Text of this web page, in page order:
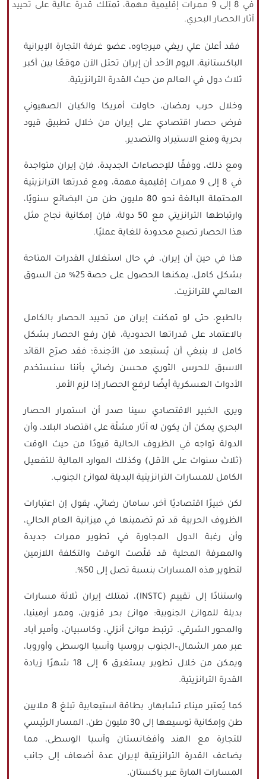
في 8 إلى 9 ممرات إقليمية مهمة، تمتلك قدرة عالية على تحييد
آثار الحصار البحري.
فقد أعلن علي ريغي ميرجاوه، عضو غرفة التجارة الإيرانية
الباكستانية، اليوم الأحد أن إيران تحتل الآن موقعًا بين أكبر
ثلاث دول في العالم من حيث القدرة الترانزيتية.
وخلال حرب رمضان، حاولت أمريكا والكيان الصهيوني
فرض حصار اقتصادي على إيران من خلال تطبيق قيود
بحرية ومنع الاستيراد والتصدير.
ومع ذلك، ووفقًا للإحصاءات الجديدة، فإن إيران متواجدة
في 8 إلى 9 ممرات إقليمية مهمة، ومع قدرتها الترانزيتية
المحتملة البالغة نحو 80 مليون طن من البضائع سنويًا،
وارتباطها الترانزيتي مع 50 دولة، فإن إمكانية نجاح مثل
هذا الحصار تصبح محدودة للغاية عمليًا.
هذا في حين أن إيران، في حال استغلال القدرات المتاحة
بشكل كامل، يمكنها الحصول على حصة 25% من السوق
العالمي للترانزيت.
بالطبع، حتى لو تمكنت إيران من تحييد الحصار بالكامل
بالاعتماد على قدراتها الحدودية، فإن رفع الحصار بشكل
كامل لا ينبغي أن يُستبعد من الأجندة؛ فقد صرّح القائد
الاسبق للحرس الثوري محسن رضائي بأننا سنستخدم
الأدوات العسكرية أيضًا لرفع الحصار إذا لزم الأمر.
ويرى الخبير الاقتصادي سينا صدر أن استمرار الحصار
البحري يمكن أن يكون له آثار مشلّة على اقتصاد البلاد، وأن
الدولة تواجه في الظروف الحالية قيودًا من حيث الوقت
(ثلاث سنوات على الأقل) وكذلك الموارد المالية للتفعيل
الكامل للمسارات الترانزيتية البديلة لموانئ الجنوب.
لكن خبيرًا اقتصاديًا آخر، سامان رضائي، يقول إن اعتبارات
الظروف الحربية قد تم تضمينها في ميزانية العام الحالي،
وأن رغبة الدول المجاورة في تطوير ممرات جديدة
والمعرفة المحلية قد قلّصت الوقت والتكلفة اللازمين
لتطوير هذه المسارات بنسبة تصل إلى 50%.
واستنادًا إلى تقييم (INSTC)، تمتلك إيران ثلاثة مسارات
بديلة للموانئ الجنوبية: موانئ بحر قزوين، وممر أرمينيا،
والمحور الشرقي. ترتبط موانئ أنزلي، وكاسبيان، وأمير آباد
عبر ممر الشمال–الجنوب بروسيا وآسيا الوسطى وأوروبا،
ويمكن من خلال تطوير يستغرق 6 إلى 18 شهرًا زيادة
القدرة الترانزيتية.
كما يُعتبر ميناء تشابهار، بطاقة استيعابية تبلغ 8 ملايين
طن وإمكانية توسيعها إلى 30 مليون طن، المسار الرئيسي
للتجارة مع الهند وأفغانستان وآسيا الوسطى، مما
يضاعف القدرة الترانزيتية لإيران عدة أضعاف إلى جانب
المسارات المارة عبر باكستان.